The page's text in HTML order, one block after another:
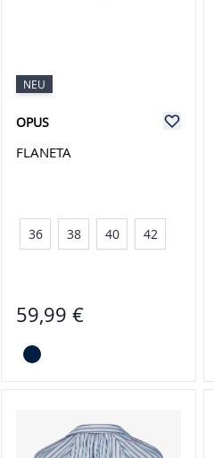
NEU
OPUS
FLANETA
36 38 40 42
59,99 €